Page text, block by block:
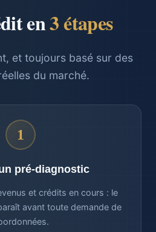
en3 étapes
et toujours basé sur des
du marché.
1
pré-diagnostic
et crédits en cours : le
avant toute demande de